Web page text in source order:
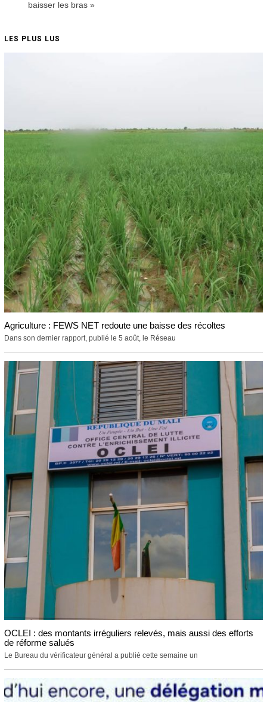
baisser les bras »
LES PLUS LUS
Agriculture : FEWS NET redoute une baisse des récoltes
Dans son dernier rapport, publié le 5 août, le Réseau
OCLEI : des montants irréguliers relevés, mais aussi des efforts
de réforme salués
Le Bureau du vérificateur général a publié cette semaine un